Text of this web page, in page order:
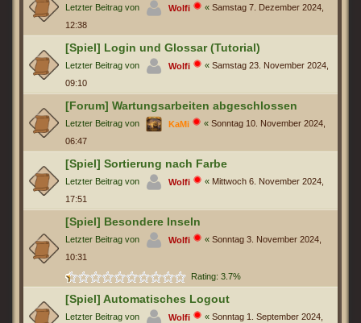
Letzter Beitrag von Wolfi « Samstag 7. Dezember 2024,
12:38
[Spiel] Login und Glossar (Tutorial)
Letzter Beitrag von Wolfi « Samstag 23. November 2024,
09:10
[Forum] Wartungsarbeiten abgeschlossen
Letzter Beitrag von KaMi « Sonntag 10. November 2024,
06:47
[Spiel] Sortierung nach Farbe
Letzter Beitrag von Wolfi « Mittwoch 6. November 2024,
17:51
[Spiel] Besondere Inseln
Letzter Beitrag von Wolfi « Sonntag 3. November 2024,
10:31
Rating: 3.7%
[Spiel] Automatisches Logout
Letzter Beitrag von Wolfi « Sonntag 1. September 2024,